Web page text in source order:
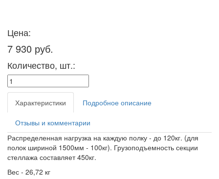
Цена:
7 930 руб.
Количество, шт.:
Характеристики Подробное описание
Отзывы и комментарии
Распределенная нагрузка на каждую полку - до 120кг. (для
полок шириной 1500мм - 100кг). Грузоподъемность секции
стеллажа составляет 450кг.
Вес - 26,72 кг